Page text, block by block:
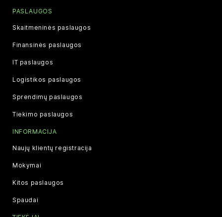
PASLAUGOS
Skaitmeninės paslaugos
Finansinės paslaugos
IT paslaugos
Logistikos paslaugos
Sprendimų paslaugos
Tiekimo paslaugos
INFORMACIJA
Naujų klientų registracija
Mokymai
Kitos paslaugos
Spaudai